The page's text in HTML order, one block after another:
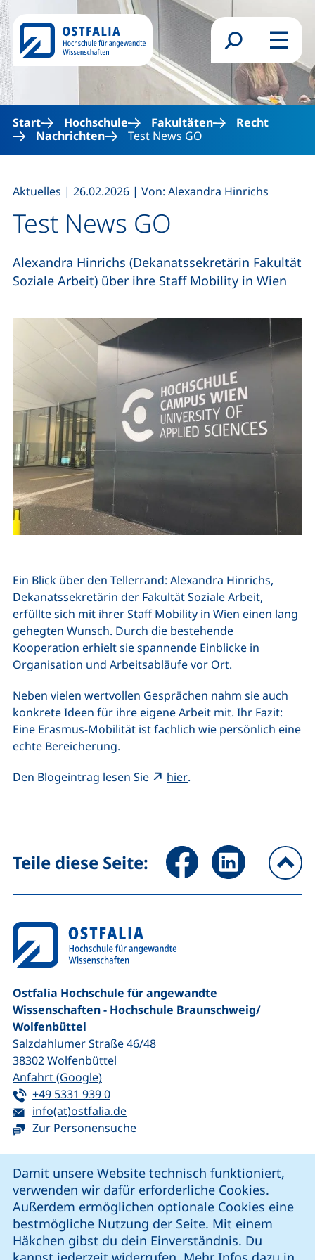
Direkt zum Inhalt
Damit unsere Website technisch funktioniert,
verwenden wir dafür erforderliche Cookies.
Außerdem ermöglichen optionale Cookies eine
bestmögliche Nutzung der Seite. Mit einem
Häkchen gibst du dein Einverständnis. Du
Suchformular
Menü
Start Hochschule Fakultäten
Recht
Nachrichten
Test News GO
Test News GO
Aktuelles | 26.02.2026 | Von: Alexandra Hinrichs
Alexandra Hinrichs (Dekanatssekretärin Fakultät
Soziale Arbeit) über ihre Staff Mobility in Wien
Ein Blick über den Tellerrand: Alexandra Hinrichs,
Dekanatssekretärin der Fakultät Soziale Arbeit,
erfüllte sich mit ihrer Staff Mobility in Wien einen lang
gehegten Wunsch. Durch die bestehende
Kooperation erhielt sie spannende Einblicke in
Organisation und Arbeitsabläufe vor Ort.
Neben vielen wertvollen Gesprächen nahm sie auch
konkrete Ideen für ihre eigene Arbeit mit. Ihr Fazit:
Eine Erasmus-Mobilität ist fachlich wie persönlich eine
echte Bereicherung.
Den Blogeintrag lesen Sie
hier(externer Link, öffnet
.
Teile diese Seite: Seite über Facebook teilen
Seite über
Ostfalia Hochschule für angewandte
Wissenschaften - Hochschule Braunschweig/​
Wolfenbüttel
Salzdahlumer Straße 46/48
38302Wolfenbüttel
Anfahrt (Google)(externer Link, öffnet neues Fenster)
Tel:
+49 5331 939 0(startet einen Telefonanruf, wenn Ihr
E-Mail:
info(at)ostfalia.de(öffnet Ihr E-Mail-Programm)
Zur Personensuche
unsere Facebook-Seite (externer Link, öffnet neues
unsere LinkedIn-Seite (externer Link, öffnet
unsere Instagram-Seite (externer Link,
unsere YouTube-Seite (externer
Cookie-Einstellungen